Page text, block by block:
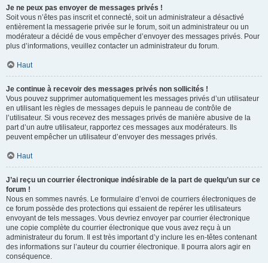
Je ne peux pas envoyer de messages privés !
Soit vous n’êtes pas inscrit et connecté, soit un administrateur a désactivé
entièrement la messagerie privée sur le forum, soit un administrateur ou un
modérateur a décidé de vous empêcher d’envoyer des messages privés. Pour
plus d’informations, veuillez contacter un administrateur du forum.
Haut
Je continue à recevoir des messages privés non sollicités !
Vous pouvez supprimer automatiquement les messages privés d’un utilisateur
en utilisant les règles de messages depuis le panneau de contrôle de
l’utilisateur. Si vous recevez des messages privés de manière abusive de la
part d’un autre utilisateur, rapportez ces messages aux modérateurs. Ils
peuvent empêcher un utilisateur d’envoyer des messages privés.
Haut
J’ai reçu un courrier électronique indésirable de la part de quelqu’un sur ce
forum !
Nous en sommes navrés. Le formulaire d’envoi de courriers électroniques de
ce forum possède des protections qui essaient de repérer les utilisateurs
envoyant de tels messages. Vous devriez envoyer par courrier électronique
une copie complète du courrier électronique que vous avez reçu à un
administrateur du forum. Il est très important d’y inclure les en-têtes contenant
des informations sur l’auteur du courrier électronique. Il pourra alors agir en
conséquence.